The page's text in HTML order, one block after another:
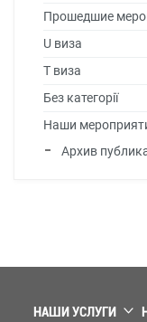
Прошедшие
U виза
T виза
Без категорії
Наши
Архив
НАШИ УСЛУГИ